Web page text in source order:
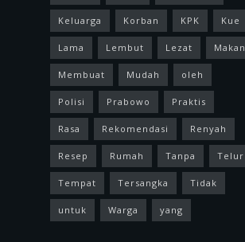
Keluarga Korban KPK Kue
Lama Lembut Lezat Makan
Membuat Mudah oleh
Polisi Prabowo Praktis
Rasa Rekomendasi Renyah
Resep Rumah Tanpa Telur
Tempat Tersangka Tidak
untuk Warga yang